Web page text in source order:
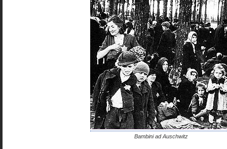
Bambini ad Auschwitz